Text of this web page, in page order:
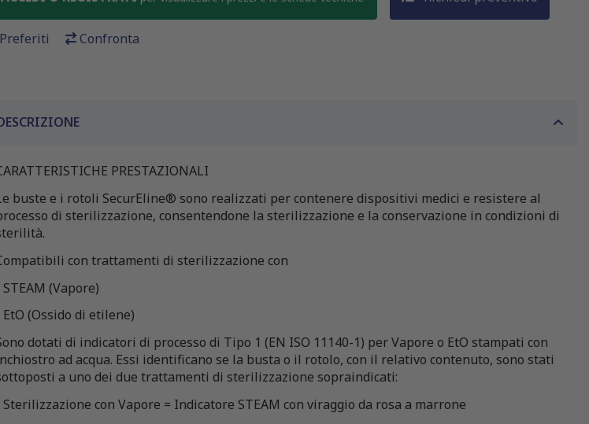
Preferiti Confronta
PRESTAZIONALI
buste e i rotoli SecurEline® sono realizzati per contenere dispositivi medici e resistere al
di sterilizzazione, consentendone la sterilizzazione e la conservazione in condizioni di
con trattamenti di sterilizzazione con
STEAM (Vapore)
EtO (Ossido di etilene)
dotati di indicatori di processo di Tipo 1 (EN ISO 11140-1) per Vapore o EtO stampati con
ad acqua. Essi identificano se la busta o il rotolo, con il relativo contenuto, sono stati
a uno dei due trattamenti di sterilizzazione sopraindicati:
Sterilizzazione con Vapore = Indicatore STEAM con viraggio da rosa a marrone